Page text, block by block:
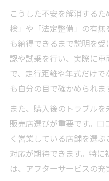
こうした不安を解消する
検」や「法定整備」の有
も納得できるまで説明を
認や試乗を行い、実際に
で、走行距離や年式だけ
も自分の目で確かめられま
また、購入後のトラブル
販売店選びが重要です。
く営業している店舗を選
対応が期待できます。特
は、アフターサービスの充